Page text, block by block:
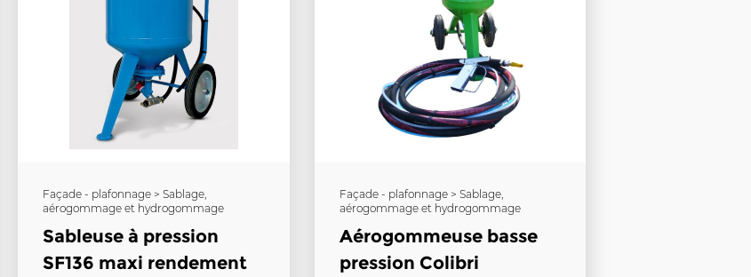
Façade - plafonnage > Sablage,
aérogommage et hydrogommage
Sableuse à pression
SF136 maxi rendement
Façade - plafonnage > Sablage,
aérogommage et hydrogommage
Aérogommeuse basse
pression Colibri